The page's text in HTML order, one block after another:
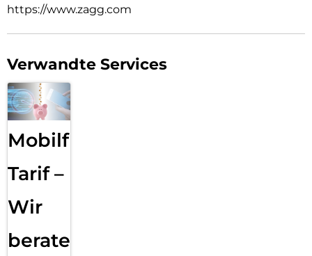
https://www.zagg.com
Verwandte Services
Mobilfunk
Tarif –
Wir
beraten